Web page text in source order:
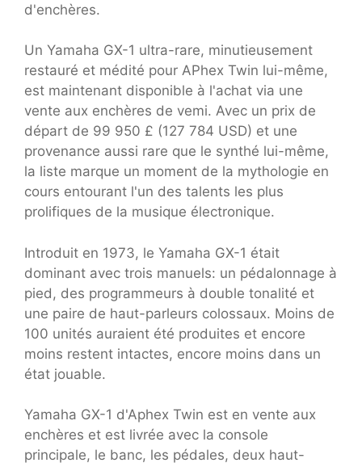
d'enchères.
Un Yamaha GX-1 ultra-rare, minutieusement
restauré et médité pour APhex Twin lui-même,
est maintenant disponible à l'achat via une
vente aux enchères de vemi. Avec un prix de
départ de 99 950 £ (127 784 USD) et une
provenance aussi rare que le synthé lui-même,
la liste marque un moment de la mythologie en
cours entourant l'un des talents les plus
prolifiques de la musique électronique.
Introduit en 1973, le Yamaha GX-1 était
dominant avec trois manuels: un pédalonnage à
pied, des programmeurs à double tonalité et
une paire de haut-parleurs colossaux. Moins de
100 unités auraient été produites et encore
moins restent intactes, encore moins dans un
état jouable.
Yamaha GX-1 d'Aphex Twin est en vente aux
enchères et est livrée avec la console
principale, le banc, les pédales, deux haut-